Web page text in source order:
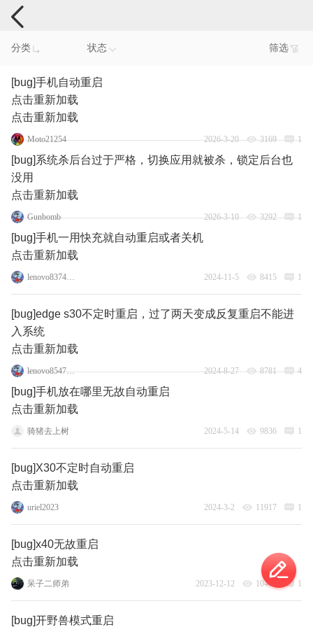
手机反馈
分类 状态 筛选
[bug]手机自动重启
点击重新加载
点击重新加载
Moto21254 2026-3-20 3169 1
[bug]系统杀后台过于严格，切换应用就被杀，锁定后台也
没用
点击重新加载
Gunbomb 2026-3-10 3292 1
[bug]手机一用快充就自动重启或者关机
点击重新加载
lenovo83745069 2024-11-5 8415 1
[bug]edge s30不定时重启，过了两天变成反复重启不能进
入系统
点击重新加载
lenovo85477926 2024-8-27 8781 4
[bug]手机放在哪里无故自动重启
点击重新加载
骑猪去上树 2024-5-14 9836 1
[bug]X30不定时自动重启
点击重新加载
uriel2023 2024-3-2 11917 1
[bug]x40无故重启
点击重新加载
呆子二师弟 2023-12-12 10404 1
[bug]开野兽模式重启